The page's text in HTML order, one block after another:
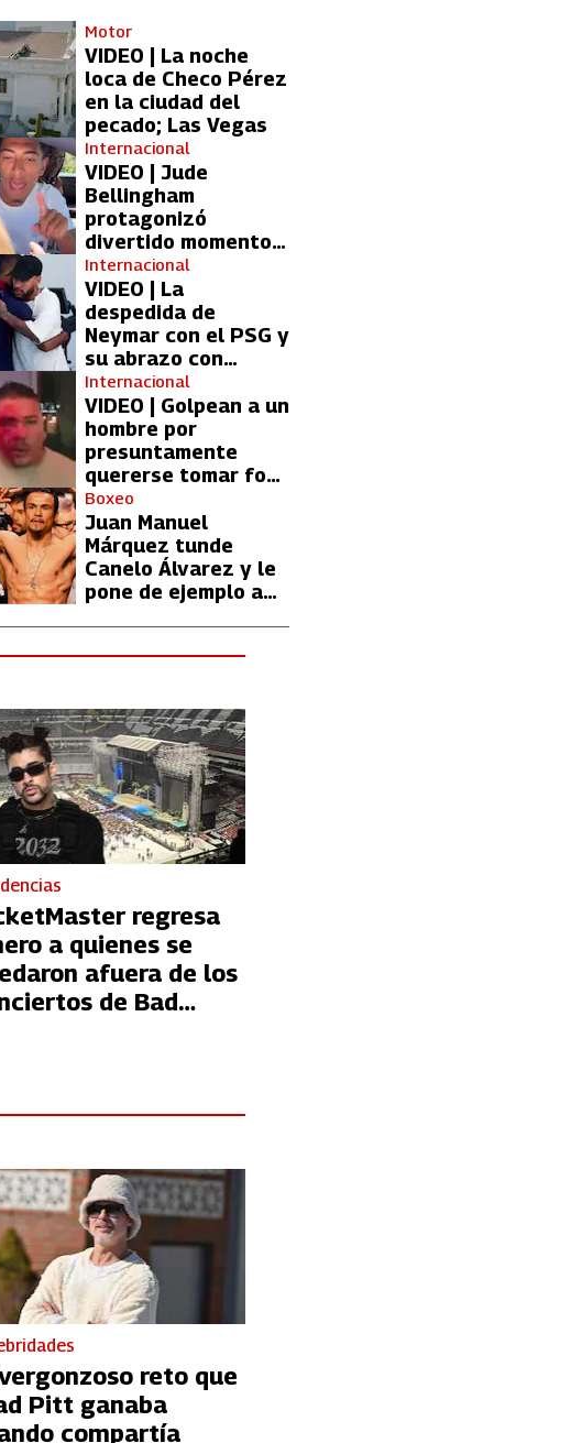
Motor
VIDEO | La noche
loca de Checo Pérez
en la ciudad del
pecado; Las Vegas
Internacional
VIDEO | Jude
Bellingham
protagonizó
divertido momento
con aficionada del
Real Madrid
Internacional
VIDEO | La
despedida de
Neymar con el PSG y
su abrazo con
Kylian Mbappé
Internacional
VIDEO | Golpean a un
hombre por
presuntamente
quererse tomar foto
con Lionel Messi
Boxeo
Juan Manuel
Márquez tunde
Canelo Álvarez y le
pone de ejemplo a
regresa
a quienes se
afuera de los
de Bad
reto que
Pitt ganaba
compartía